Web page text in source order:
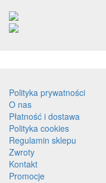
Polityka prywatności
O nas
Płatność i dostawa
Polityka cookies
Regulamin sklepu
Zwroty
Kontakt
Promocje